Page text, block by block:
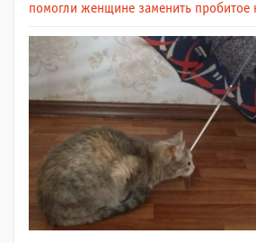
помогли женщине заменить пробитое